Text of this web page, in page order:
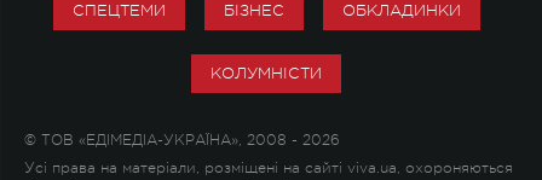
СПЕЦТЕМИ БІЗНЕС ОБКЛАДИНКИ
КОЛУМНІСТИ
© ТОВ «ЕДІМЕДІА-УКРАЇНА», 2008 - 2026
Усі права на матеріали, розміщені на сайті viva.ua, охороняються